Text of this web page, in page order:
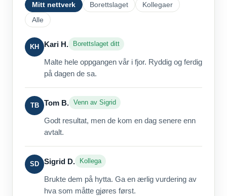
Mitt nettverk Borettslaget
Kollegaer
Alle
KH Kari H. Borettslaget ditt
Malte hele oppgangen vår i fjor. Ryddig og ferdig
på dagen de sa.
TB Tom B. Venn av Sigrid
Godt resultat, men de kom en dag senere enn
avtalt.
SD Sigrid D. Kollega
Brukte dem på hytta. Ga en ærlig vurdering av
hva som måtte gjøres først.